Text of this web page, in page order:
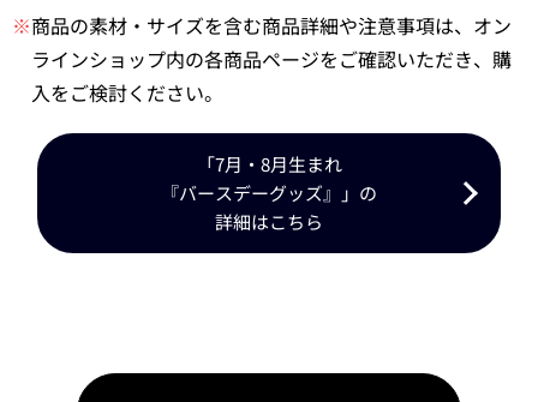
※商品の素材・サイズを含む商品詳細や注意事項は、オン
ラインショップ内の各商品ページをご確認いただき、購
入をご検討ください。
「7月・8月生まれ
『バースデーグッズ』」の
詳細はこちら